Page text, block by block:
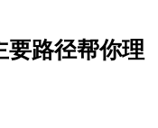
要路径帮你理